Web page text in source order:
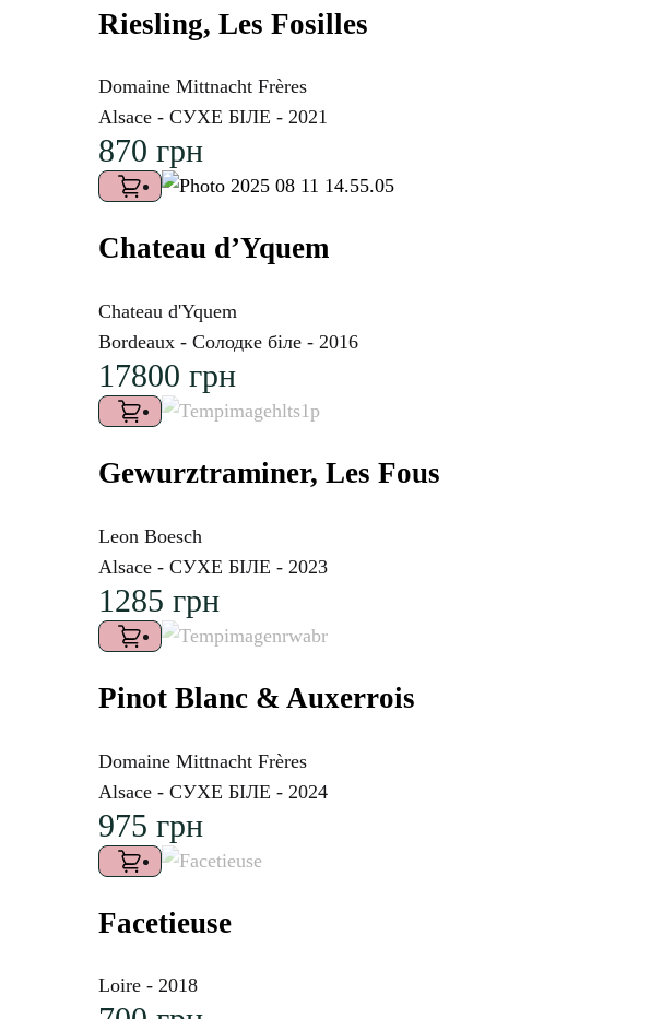
Riesling, Les Fosilles
Domaine Mittnacht Frères
Alsace - СУХЕ БІЛЕ - 2021
870 грн
Chateau d’Yquem
Chateau d'Yquem
Bordeaux - Солодке біле - 2016
17800 грн
Gewurztraminer, Les Fous
Leon Boesch
Alsace - СУХЕ БІЛЕ - 2023
1285 грн
Pinot Blanc & Auxerrois
Domaine Mittnacht Frères
Alsace - СУХЕ БІЛЕ - 2024
975 грн
Facetieuse
Loire - 2018